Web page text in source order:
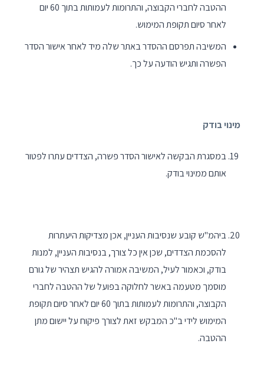
ההטבה לחברי הקבוצה, והתרומות לעמותות בתוך 60 יום
לאחר סיום תקופת המימוש.
המשיבה תפרסם ההסדר באתר שלה מיד לאחר אישור הסדר
הפשרה ותגיש הודעה על כך.
מינוי בודק
במסגרת הבקשה לאישור הסדר פשרה, הצדדים עתרו לפטור
אותם ממינוי בודק.
ביהמ"ש קובע שנסיבות העניין, אכן מצדיקות היעתרות
להסכמת הצדדים, שכן אין כל צורך, בנסיבות העניין, למנות
בודק, וכאמור לעיל, המשיבה אמורה להגיש תצהיר של גורם
מוסמך מטעמה באשר לחלוקה בפועל של ההטבה לחברי
הקבוצה, והתרומות לעמותות בתוך 60 יום לאחר סיום תקופת
המימוש לידי ב"כ המבקש זאת לצורך פיקוח על יישום מתן
ההטבה.